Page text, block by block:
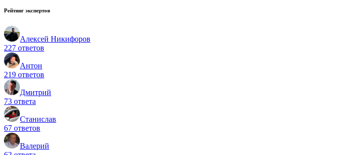
Рейтинг экспертов
Алексей Никифоров
227 ответов
Антон
219 ответов
Дмитрий
73 ответа
Станислав
67 ответов
Валерий